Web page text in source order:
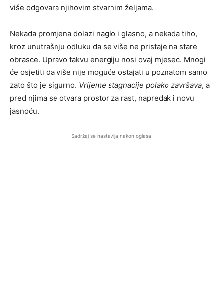
više odgovara njihovim stvarnim željama.
Nekada promjena dolazi naglo i glasno, a nekada tiho,
kroz unutrašnju odluku da se više ne pristaje na stare
obrasce. Upravo takvu energiju nosi ovaj mjesec. Mnogi
će osjetiti da više nije moguće ostajati u poznatom samo
zato što je sigurno. Vrijeme stagnacije polako završava, a
pred njima se otvara prostor za rast, napredak i novu
jasnoću.
Sadržaj se nastavlja nakon oglasa